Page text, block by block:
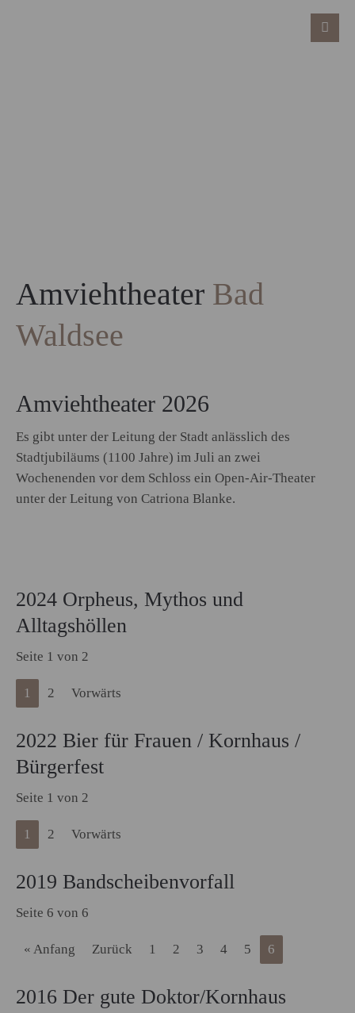
Amviehtheater Bad
Waldsee
Amviehtheater 2026
Es gibt unter der Leitung der Stadt anlässlich des
Stadtjubiläums (1100 Jahre) im Juli an zwei
Wochenenden vor dem Schloss ein Open-Air-Theater
unter der Leitung von Catriona Blanke.
2024 Orpheus, Mythos und
Alltagshöllen
Seite 1 von 2
1 2 Vorwärts
2022 Bier für Frauen / Kornhaus /
Bürgerfest
Seite 1 von 2
1 2 Vorwärts
2019 Bandscheibenvorfall
Seite 6 von 6
« Anfang Zurück 1 2 3 4 5 6
2016 Der gute Doktor/Kornhaus